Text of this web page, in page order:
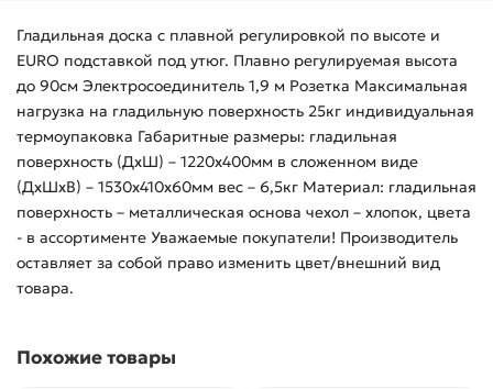
Гладильная доска с плавной регулировкой по высоте и
EURO подставкой под утюг. Плавно регулируемая высота
до 90см Электросоединитель 1,9 м Розетка Максимальная
нагрузка на гладильную поверхность 25кг индивидуальная
термоупаковка Габаритные размеры: гладильная
поверхность (ДхШ) – 1220х400мм в сложенном виде
(ДхШхВ) – 1530х410х60мм вес – 6,5кг Материал: гладильная
поверхность – металлическая основа чехол – хлопок, цвета
- в ассортименте Уважаемые покупатели! Производитель
оставляет за собой право изменить цвет/внешний вид
товара.
Похожие товары